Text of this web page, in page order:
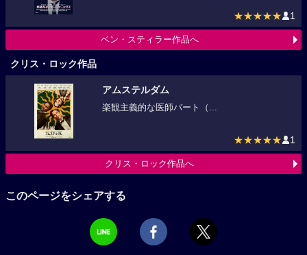
★★★★★ 1
ベン・スティラー作品へ
クリス・ロック作品
アムステルダム
楽観主義的な医師バート（...
★★★★★ 1
クリス・ロック作品へ
このページをシェアする